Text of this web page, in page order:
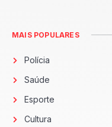
MAIS POPULARES
Polícia
Saúde
Esporte
Cultura